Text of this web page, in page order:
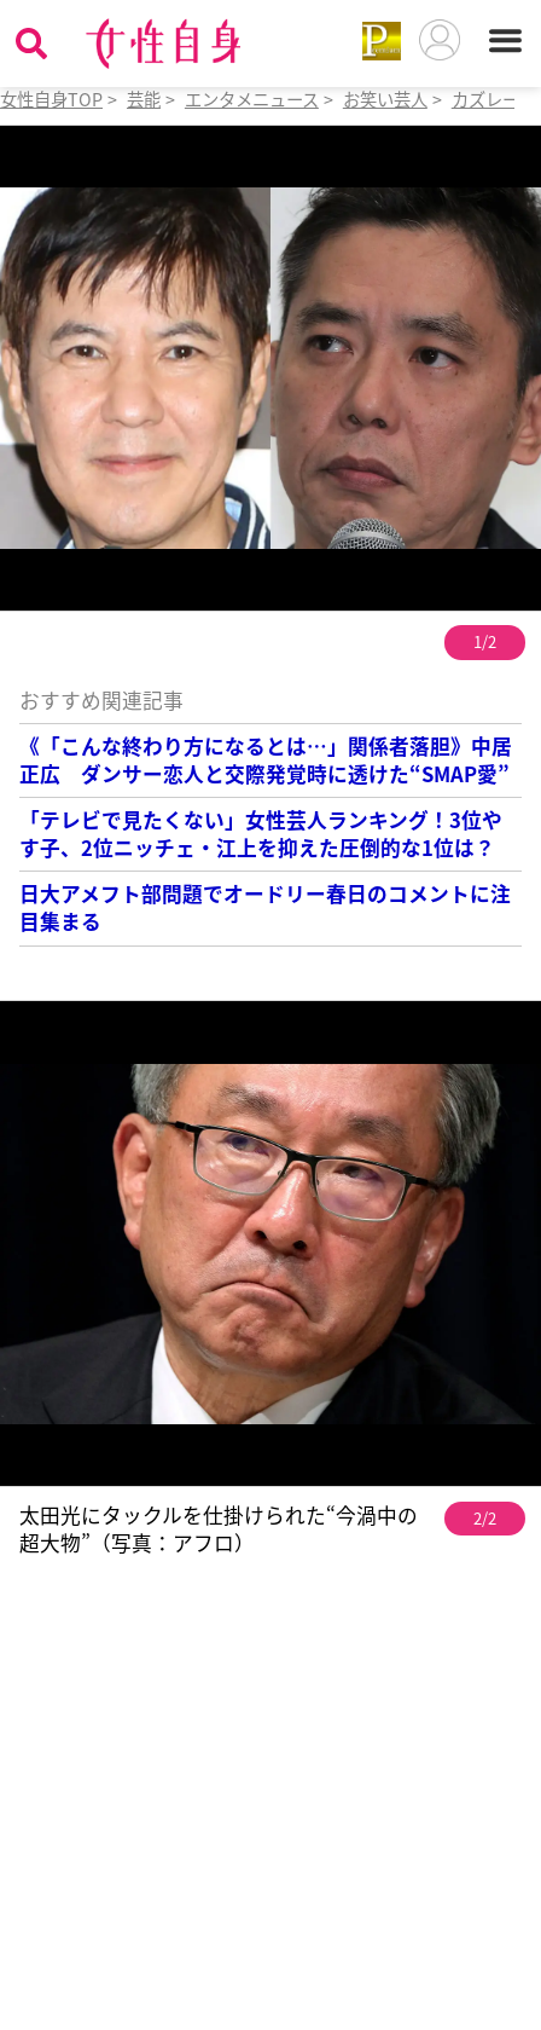
女性自身TOP > 芸能 > エンタメニュース > お笑い芸人 > カズレーザ
1/2
おすすめ関連記事
《「こんな終わり方になるとは…」関係者落胆》中居
正広 ダンサー恋人と交際発覚時に透けた“SMAP愛”
「テレビで見たくない」女性芸人ランキング！3位や
す子、2位ニッチェ・江上を抑えた圧倒的な1位は？
日大アメフト部問題でオードリー春日のコメントに注
目集まる
太田光にタックルを仕掛けられた“今渦中の
超大物”（写真：アフロ）
2/2